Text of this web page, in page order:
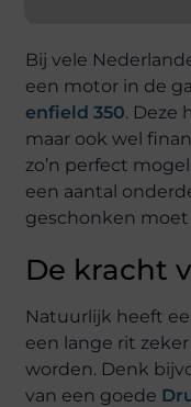
Bij vele
een motor in de
enfield 350. Deze
maar ook wel
zo’n perfect
een aantal
geschonken
De kracht
Natuurlijk heeft
een lange rit
worden. Denk
van een goede